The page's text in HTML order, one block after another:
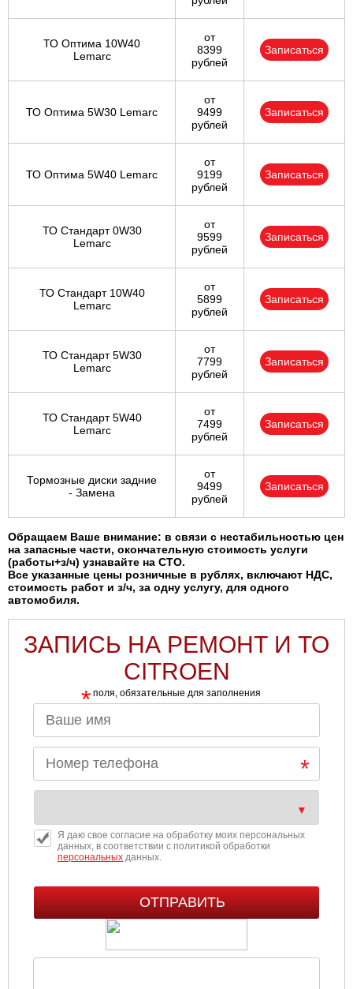
ТО Оптима 10W40
Lemarc
от
8399
рублей
Записаться
ТО Оптима 5W30 Lemarc
от
9499
рублей
Записаться
ТО Оптима 5W40 Lemarc
от
9199
рублей
Записаться
ТО Стандарт 0W30
Lemarc
от
9599
рублей
Записаться
ТО Стандарт 10W40
Lemarc
от
5899
рублей
Записаться
ТО Стандарт 5W30
Lemarc
от
7799
рублей
Записаться
ТО Стандарт 5W40
Lemarc
от
7499
рублей
Записаться
Тормозные диски задние
- Замена
от
9499
рублей
Записаться
Обращаем Ваше внимание: в связи с нестабильностью цен
на запасные части, окончательную стоимость услуги
(работы+з/ч) узнавайте на СТО.
Все указанные цены розничные в рублях, включают НДС,
стоимость работ и з/ч, за одну услугу, для одного
автомобиля.
ЗАПИСЬ НА РЕМОНТ И ТО
CITROEN
* поля, обязательные для заполнения
Я даю свое согласие на обработку моих персональных
данных, в соответствии с политикой обработки
персональныхданных.